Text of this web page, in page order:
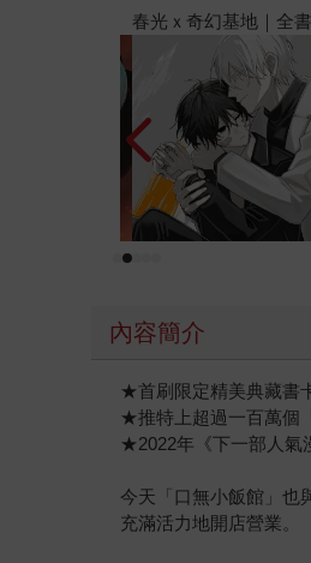
金石堂2026海外優
內容簡介
★首刷限定精美典藏書
★推特上超過一百萬個
★2022年《下一部人氣
今天「口無小飯館」也
充滿活力地開店營業。